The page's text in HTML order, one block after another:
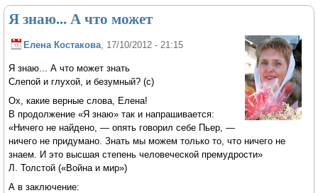
Я знаю... А что может
Елена Костакова, 17/10/2012 - 21:15
Я знаю... А что может знать
Слепой и глухой, и безумный? (с)
Ох, какие верные слова, Елена!
В продолжение «Я знаю» так и напрашивается:
«Ничего не найдено, — опять говорил себе Пьер, —
ничего не придумано. Знать мы можем только то, что ничего не
знаем. И это высшая степень человеческой премудрости»
Л. Толстой («Война и мир»)
А в заключение: